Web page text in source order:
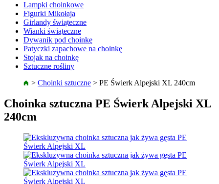
Lampki choinkowe
Figurki Mikołaja
Girlandy świąteczne
Wianki świąteczne
Dywanik pod choinkę
Patyczki zapachowe na choinkę
Stojak na choinkę
Sztuczne rośliny
> Choinki sztuczne > PE Świerk Alpejski XL 240cm
Choinka sztuczna PE Świerk Alpejski XL
240cm